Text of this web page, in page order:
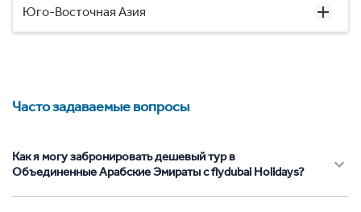
Юго-Восточная Азия
Часто задаваемые вопросы
Как я могу забронировать дешевый тур в
Объединенные Арабские Эмираты с flydubai Holidays?